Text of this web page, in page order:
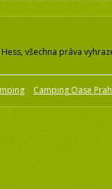
všechna práva
Camping Oase